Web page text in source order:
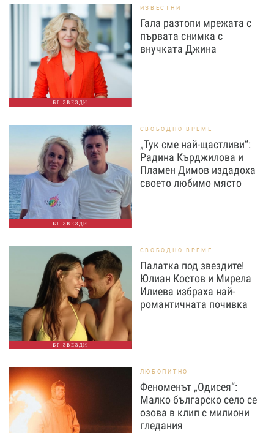
БГ ЗВЕЗДИ
ИЗВЕСТНИ
Гала разтопи мрежата с
първата снимка с
внучката Джина
БГ ЗВЕЗДИ
СВОБОДНО ВРЕМЕ
„Тук сме най-щастливи“:
Радина Кърджилова и
Пламен Димов издадоха
своето любимо място
БГ ЗВЕЗДИ
СВОБОДНО ВРЕМЕ
Палатка под звездите!
Юлиан Костов и Мирела
Илиева избраха най-
романтичната почивка
ЛЮБОПИТНО
Феноменът „Одисея“:
Малко българско село се
озова в клип с милиони
гледания